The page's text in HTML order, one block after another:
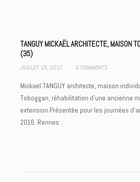
TANGUY MICKAËL ARCHITECTE, MAISON
(35)
JUILLET 18, 2017 0 COMMENTS
Mickael TANGUY architecte, maison
Toboggan, réhabilitation d'une ancienne
extension.Présentée pour les journées
2016. Rennes ...